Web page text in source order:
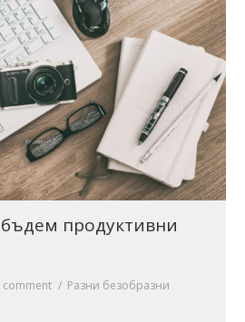
Camera Museum
продуктивни
comment
Разни безобразни